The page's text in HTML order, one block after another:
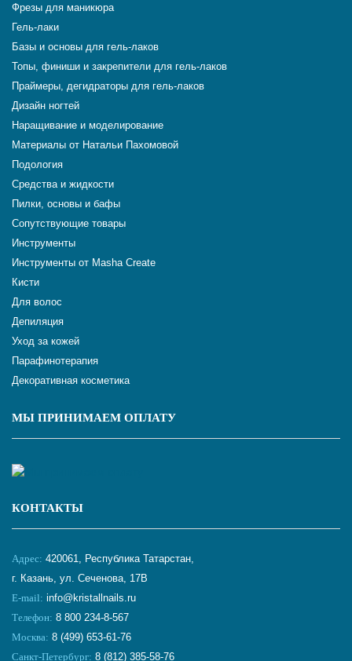
Фрезы для маникюра
Гель-лаки
Базы и основы для гель-лаков
Топы, финиши и закрепители для гель-лаков
Праймеры, дегидраторы для гель-лаков
Дизайн ногтей
Наращивание и моделирование
Материалы от Натальи Пахомовой
Подология
Средства и жидкости
Пилки, основы и бафы
Сопутствующие товары
Инструменты
Инструменты от Masha Create
Кисти
Для волос
Депиляция
Уход за кожей
Парафинотерапия
Декоративная косметика
МЫ ПРИНИМАЕМ ОПЛАТУ
КОНТАКТЫ
Адрес: 420061, Республика Татарстан,
г. Казань, ул. Сеченова, 17В
E-mail: info@kristallnails.ru
Телефон: 8 800 234-8-567
Москва: 8 (499) 653-61-76
Санкт-Петербург: 8 (812) 385-58-76